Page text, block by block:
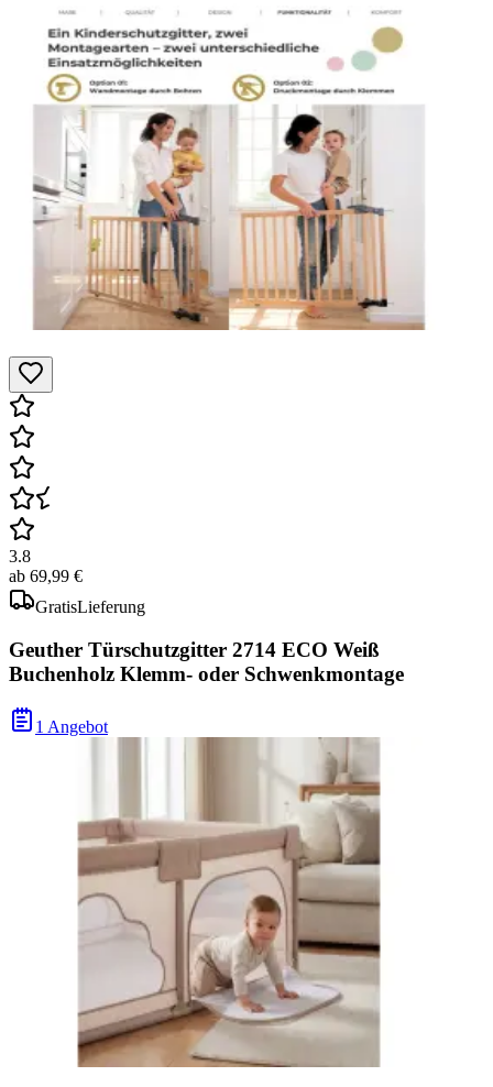
3.8
ab 69,99 €
GratisLieferung
Geuther Türschutzgitter 2714 ECO Weiß
Buchenholz Klemm- oder Schwenkmontage
1 Angebot